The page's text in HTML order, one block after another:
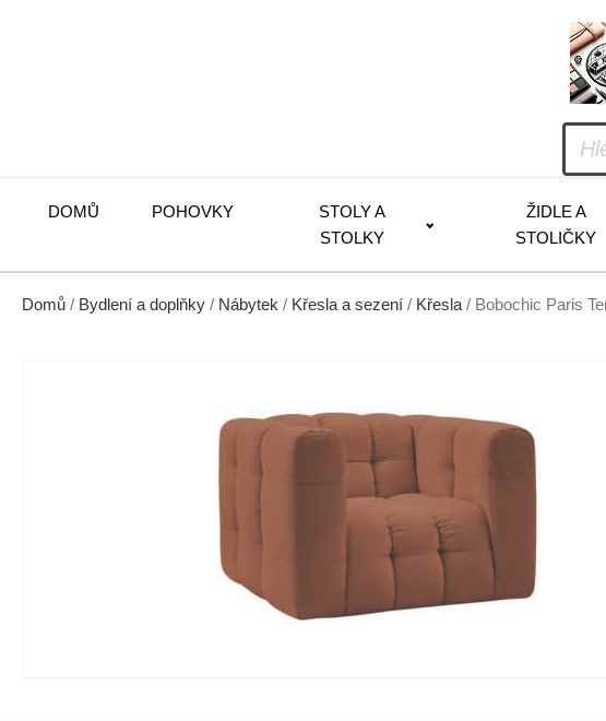
DOMŮ POHOVKY
STOLY A
STOLKY
ŽIDLE A
STOLIČKY
Domů / Bydlení a doplňky / Nábytek / Křesla a sezení / Křesla / Bobochic Paris